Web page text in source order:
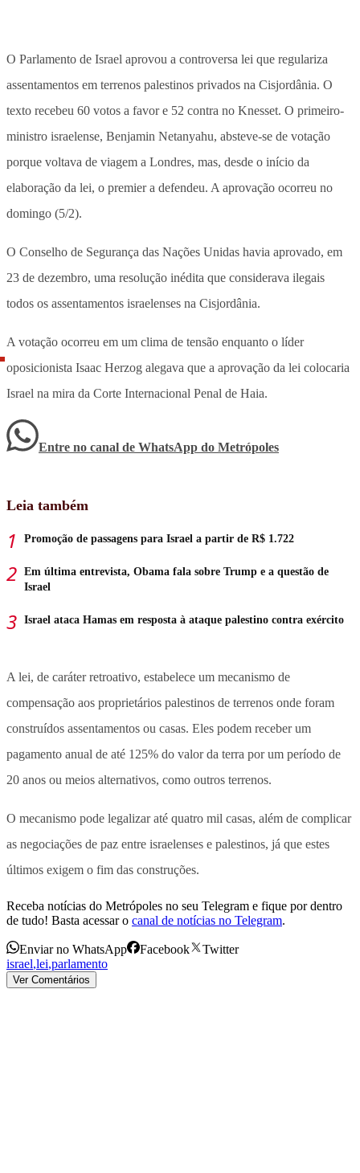
O Parlamento de Israel aprovou a controversa lei que regulariza
assentamentos em terrenos palestinos privados na Cisjordânia. O
texto recebeu 60 votos a favor e 52 contra no Knesset. O primeiro-
ministro israelense, Benjamin Netanyahu, absteve-se de votação
porque voltava de viagem a Londres, mas, desde o início da
elaboração da lei, o premier a defendeu. A aprovação ocorreu no
domingo (5/2).
O Conselho de Segurança das Nações Unidas havia aprovado, em
23 de dezembro, uma resolução inédita que considerava ilegais
todos os assentamentos israelenses na Cisjordânia.
A votação ocorreu em um clima de tensão enquanto o líder
oposicionista Isaac Herzog alegava que a aprovação da lei colocaria
Israel na mira da Corte Internacional Penal de Haia.
Entre no canal de WhatsApp do Metrópoles
Leia também
Promoção de passagens para Israel a partir de R$ 1.722
Em última entrevista, Obama fala sobre Trump e a questão de
Israel
Israel ataca Hamas em resposta à ataque palestino contra exército
A lei, de caráter retroativo, estabelece um mecanismo de
compensação aos proprietários palestinos de terrenos onde foram
construídos assentamentos ou casas. Eles podem receber um
pagamento anual de até 125% do valor da terra por um período de
20 anos ou meios alternativos, como outros terrenos.
O mecanismo pode legalizar até quatro mil casas, além de complicar
as negociações de paz entre israelenses e palestinos, já que estes
últimos exigem o fim das construções.
Receba notícias do Metrópoles no seu Telegram e fique por dentro
de tudo! Basta acessar o canal de notícias no Telegram.
Enviar no WhatsApp Facebook
Twitter
israel,lei,parlamento
Ver Comentários